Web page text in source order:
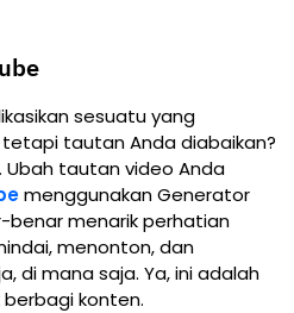
sesuatu yang
tetapi tautan Anda diabaikan?
Ubah tautan video Anda
menggunakan Generator
benar menarik perhatian
menonton, dan
di mana saja. Ya, ini adalah
konten.